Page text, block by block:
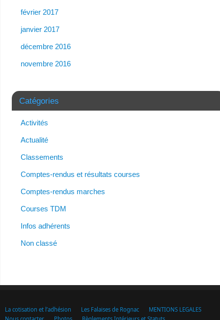
février 2017
janvier 2017
décembre 2016
novembre 2016
Catégories
Activités
Actualité
Classements
Comptes-rendus et résultats courses
Comptes-rendus marches
Courses TDM
Infos adhérents
Non classé
La cotisation et l’adhésion Les Falaises de Rognac
MENTIONS LEGALES